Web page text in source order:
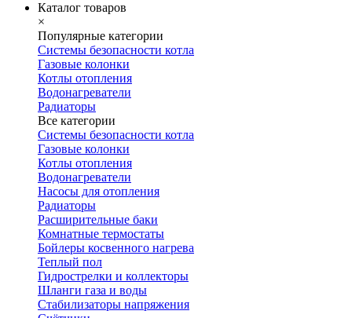
Каталог товаров
×
Популярные категории
Системы безопасности котла
Газовые колонки
Котлы отопления
Водонагреватели
Радиаторы
Все категории
Системы безопасности котла
Газовые колонки
Котлы отопления
Водонагреватели
Насосы для отопления
Радиаторы
Расширительные баки
Комнатные термостаты
Бойлеры косвенного нагрева
Теплый пол
Гидрострелки и коллекторы
Шланги газа и воды
Стабилизаторы напряжения